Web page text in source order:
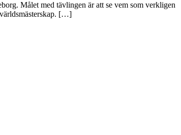
Målet med tävlingen är att se vem som verkligen
[…]